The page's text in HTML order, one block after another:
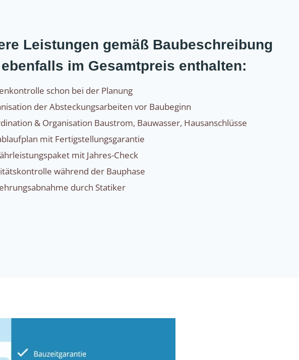
Leistungen gemäß Baubeschreibung
im Gesamtpreis enthalten:
schon bei der Planung
der Absteckungsarbeiten vor Baubeginn
& Organisation Baustrom, Bauwasser, Hausanschlüsse
mit Fertigstellungsgarantie
mit Jahres-Check
während der Bauphase
durch Statiker